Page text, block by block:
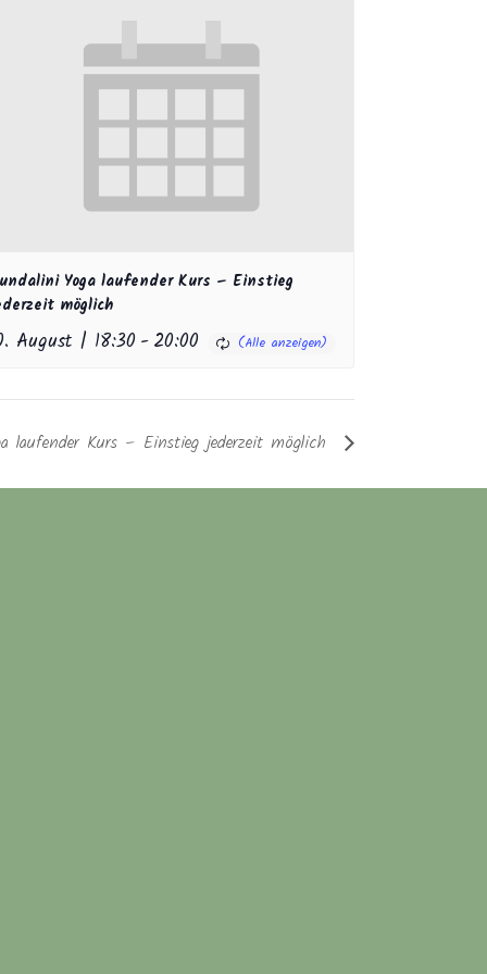
Yoga laufender Kurs – Einstieg
möglich
August | 18:30 -20:00
laufender Kurs – Einstieg jederzeit möglich